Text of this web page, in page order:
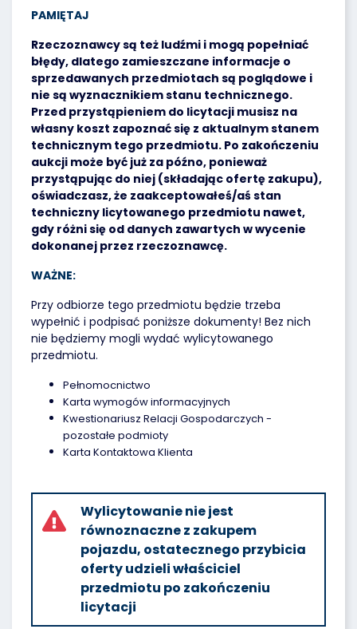
PAMIĘTAJ
Rzeczoznawcy są też ludźmi i mogą popełniać
błędy, dlatego zamieszczane informacje o
sprzedawanych przedmiotach są poglądowe i
nie są wyznacznikiem stanu technicznego.
Przed przystąpieniem do licytacji musisz na
własny koszt zapoznać się z aktualnym stanem
technicznym tego przedmiotu. Po zakończeniu
aukcji może być już za późno, ponieważ
przystąpując do niej (składając ofertę zakupu),
oświadczasz, że zaakceptowałeś/aś stan
techniczny licytowanego przedmiotu nawet,
gdy różni się od danych zawartych w wycenie
dokonanej przez rzeczoznawcę.
WAŻNE:
Przy odbiorze tego przedmiotu będzie trzeba
wypełnić i podpisać poniższe dokumenty! Bez nich
nie będziemy mogli wydać wylicytowanego
przedmiotu.
Pełnomocnictwo
Karta wymogów informacyjnych
Kwestionariusz Relacji Gospodarczych -
pozostałe podmioty
Karta Kontaktowa Klienta
Wylicytowanie nie jest
równoznaczne z zakupem
pojazdu, ostatecznego przybicia
oferty udzieli właściciel
przedmiotu po zakończeniu
licytacji